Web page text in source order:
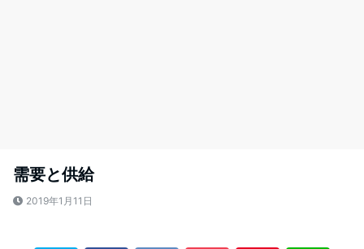
需要と供給
2019年1月11日